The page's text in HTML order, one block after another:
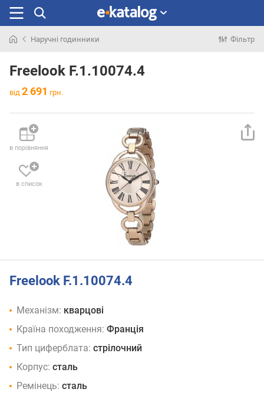
раніше
Наручні годинники Фільтр
Freelook F.1.10074.4
від 2 691 грн.
в порівняння
в список
Freelook F.1.10074.4
Механізм: кварцові
Країна походження: Франція
Тип циферблата: стрілочний
Корпус: сталь
Ремінець: сталь